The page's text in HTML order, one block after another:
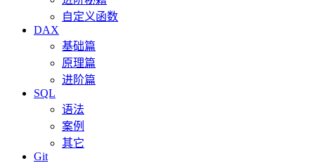
自定义函数
DAX
基础篇
原理篇
进阶篇
SQL
语法
案例
其它
Git